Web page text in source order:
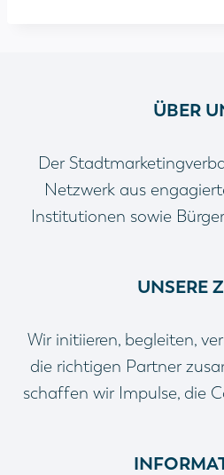
ÜBER
Der
Netzwerk aus
Institutionen sowie
UNSERE
Wir initiieren, begleiten,
die richtigen Partner
schaffen wir Impulse, die